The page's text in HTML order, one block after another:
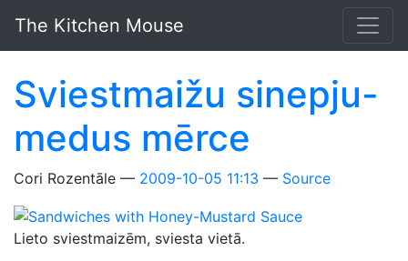
The Kitchen Mouse
Sviestmaižu sinepju-
medus mērce
Cori Rozentāle 2009-10-05 11:13 Source
Lieto sviestmaizēm, sviesta vietā.